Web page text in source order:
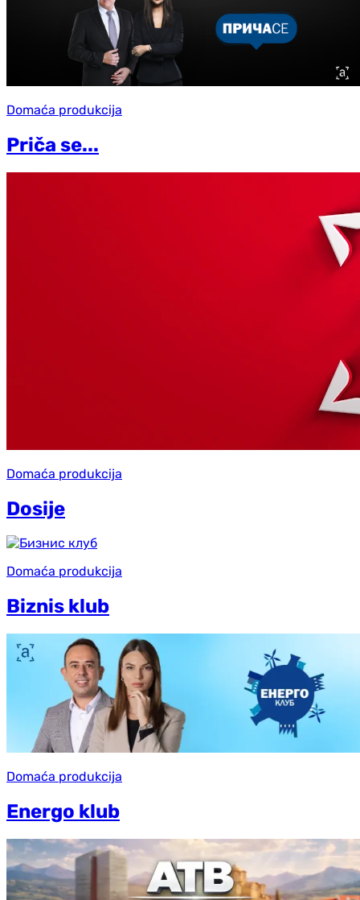
Domaća produkcija
Priča se...
Domaća produkcija
Dosije
Domaća produkcija
Biznis klub
Domaća produkcija
Energo klub